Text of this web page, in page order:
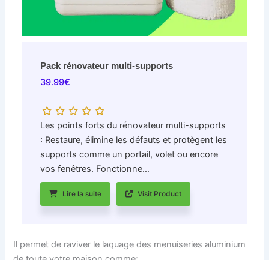
Pack rénovateur multi-supports
39.99€
Les points forts du rénovateur multi-supports
: Restaure, élimine les défauts et protègent les
supports comme un portail, volet ou encore
vos fenêtres. Fonctionne…
Lire la suite Visit Product
Il permet de raviver le laquage des menuiseries aluminium